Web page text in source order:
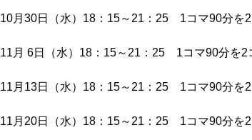
10月30日（水）18：15～21：25 1コマ90分を
11月 6日（水）18：15～21：25 1コマ90分を2
11月13日（水）18：15～21：25 1コマ90分を
11月20日（水）18：15～21：25 1コマ90分を